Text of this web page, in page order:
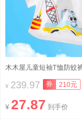
木木屋儿童短袖T恤防蚊
¥ 239.97 券 210元
¥ 27.87 到手价